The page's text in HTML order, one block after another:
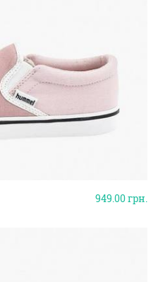
949.00грн.